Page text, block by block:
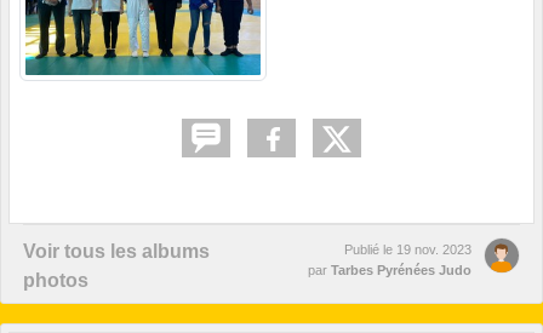
Voir tous les albums
photos
Publié le 19 nov. 2023
par Tarbes Pyrénées Judo